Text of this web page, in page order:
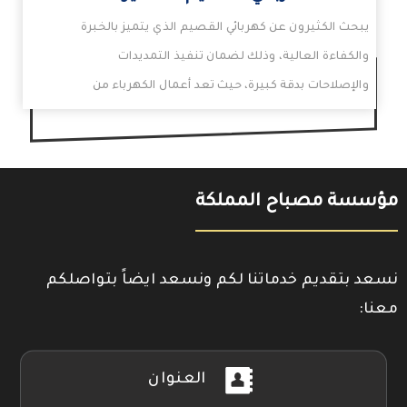
يبحث الكثيرون عن كهربائي القصيم الذي يتميز بالخبرة
والكفاءة العالية، وذلك لضمان تنفيذ التمديدات
والإصلاحات بدقة كبيرة، حيث تعد أعمال الكهرباء من
مؤسسة مصباح المملكة
نسعد بتقديم خدماتنا لكم ونسعد ايضاً بتواصلكم
معنا:
العنوان